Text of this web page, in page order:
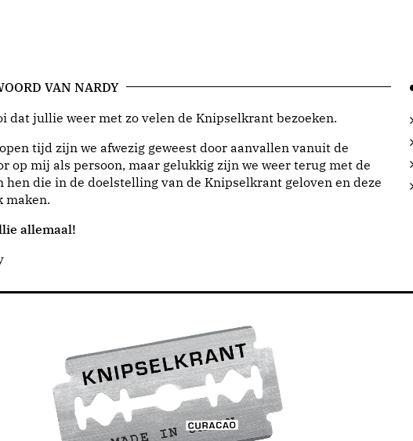
VAN NARDY
dat jullie weer met zo velen de Knipselkrant bezoeken.
tijd zijn we afwezig geweest door aanvallen vanuit de
op mij als persoon, maar gelukkig zijn we weer terug met de
hen die in de doelstelling van de Knipselkrant geloven en deze
maken.
allemaal!